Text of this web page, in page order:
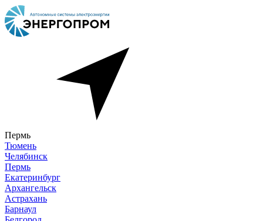
Пермь
Тюмень
Челябинск
Пермь
Екатеринбург
Архангельск
Астрахань
Барнаул